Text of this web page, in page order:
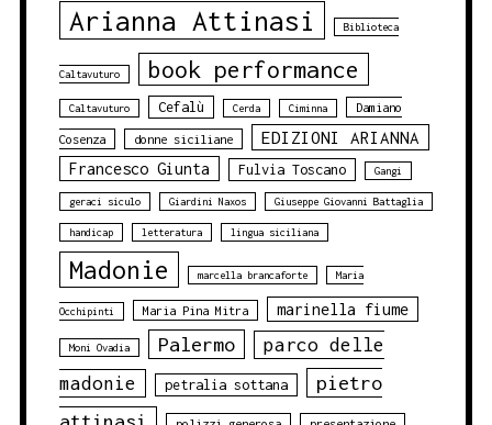
Arianna Attinasi Biblioteca
Caltavuturo book performance
Caltavuturo Cefalù Cerda Ciminna Damiano
Cosenza donne siciliane EDIZIONI ARIANNA
Francesco Giunta Fulvia Toscano Gangi
geraci siculo Giardini Naxos Giuseppe Giovanni Battaglia
handicap letteratura lingua siciliana
Madonie marcella brancaforte Maria
Occhipinti Maria Pina Mitra marinella fiume
Moni Ovadia Palermo
parco delle
madonie
petralia sottana
pietro